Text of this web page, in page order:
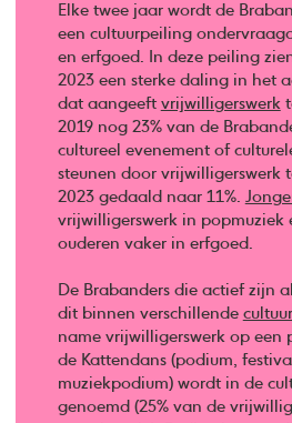
Elke twee jaar wordt de
een cultuurpeiling
en erfgoed. In deze peiling
2023 een sterke daling in het
dat aangeeft vrijwilligerswerk
2019 nog 23% van de
cultureel evenement of
steunen door vrijwilligerswerk
2023 gedaald naar 11%.
vrijwilligerswerk in popmuziek
ouderen vaker in erfgoed.
De Brabanders die actief zijn
dit binnen verschillende
name vrijwilligerswerk op een
de Kattendans (podium,
muziekpodium) wordt in de
genoemd (25% van de